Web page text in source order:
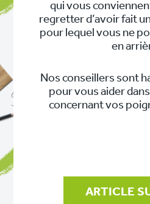
qui vous
regretter d’avoir fait
pour lequel vous ne
en
Nos conseillers sont
pour vous aider
concernant vos
L’ARTICLE
ARTICLE